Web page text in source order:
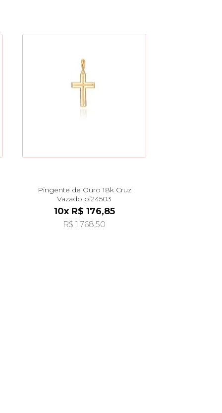
Pingente de Ouro 18k Cruz
Vazado pi24503
10x R$ 176,85
R$ 1.768,50